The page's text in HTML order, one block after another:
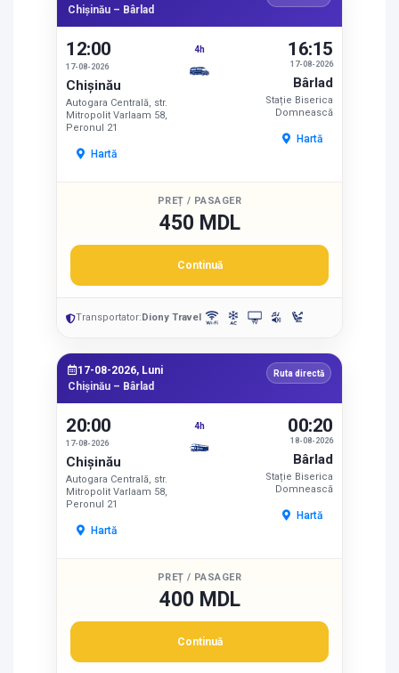
Chișinău – Bârlad
12:00
17-08-2026
Chișinău
Autogara Centrală, str.
Mitropolit Varlaam 58,
Peronul 21
Hartă
4h
17-08-2026
16:15
Bârlad
Stație Biserica
Domnească
Hartă
PREȚ / PASAGER
450 MDL
Continuă
Transportator:Diony Travel
17-08-2026, Luni
Chișinău – Bârlad
Ruta directă
20:00
17-08-2026
Chișinău
Autogara Centrală, str.
Mitropolit Varlaam 58,
Peronul 21
Hartă
4h
18-08-2026
00:20
Bârlad
Stație Biserica
Domnească
Hartă
PREȚ / PASAGER
400 MDL
Continuă